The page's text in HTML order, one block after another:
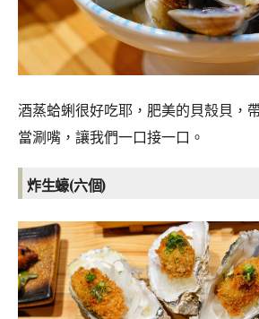
酒蒸蛤蜊很好吃耶，肥美的貝殼貝，
當涮嘴，讓我們一口接一口。
炸生蠔(六個)